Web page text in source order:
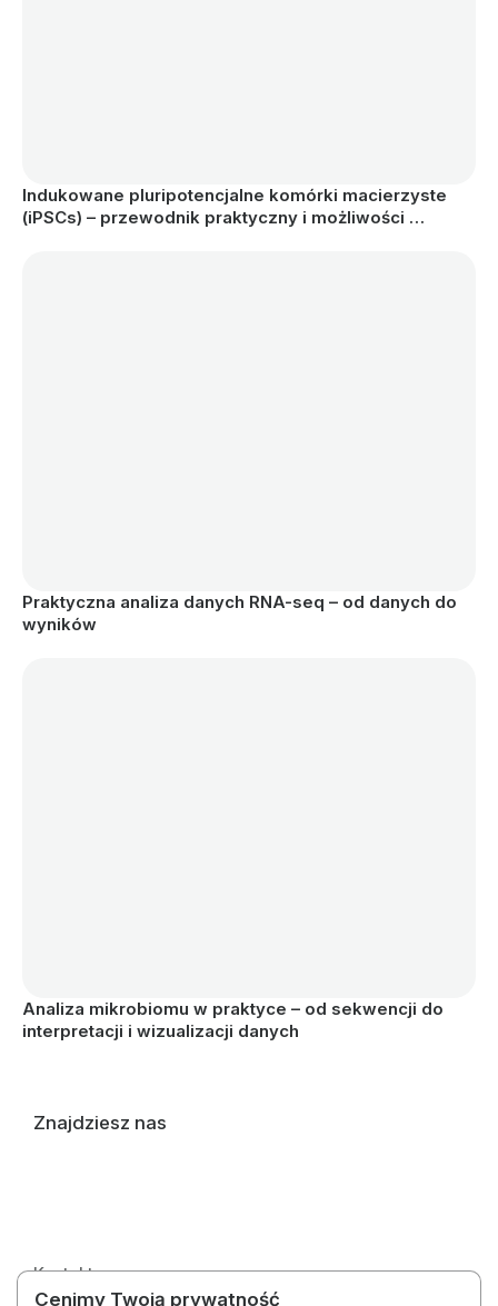
Indukowane pluripotencjalne komórki macierzyste
(iPSCs) – przewodnik praktyczny i możliwości
Praktyczna analiza danych RNA-seq – od danych do
wyników
Analiza mikrobiomu w praktyce – od sekwencji do
interpretacji i wizualizacji danych
Znajdziesz nas
Kontakt
Cenimy Twoją prywatność